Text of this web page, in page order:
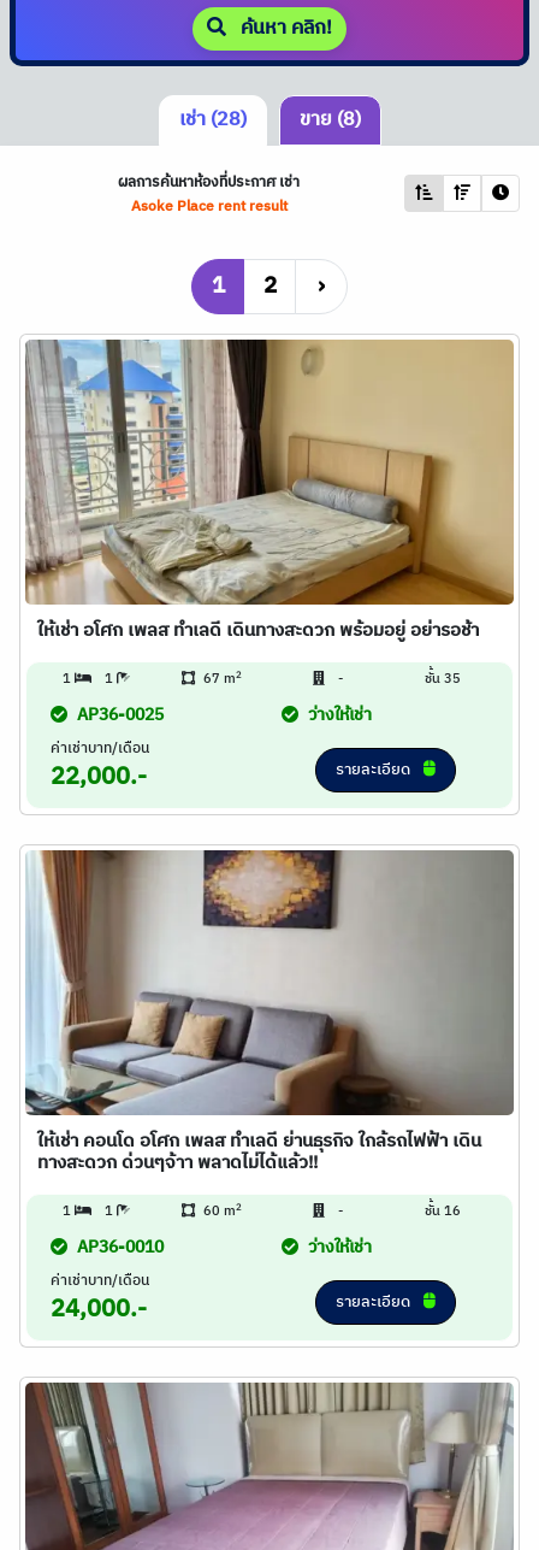
ค้นหา คลิก!
เช่า (28) ขาย (8)
ผลการค้นหาห้องที่ประกาศ เช่า
Asoke Place rent result
1 2 ›
ให้เช่า อโศก เพลส ทำเลดี เดินทางสะดวก พร้อมอยู่ อย่ารอช้า
1 1 67 m2 - ชั้น 35
AP36-0025 ว่างให้เช่า
ค่าเช่าบาท/เดือน
22,000.- รายละเอียด
ให้เช่า คอนโด อโศก เพลส ทำเลดี ย่านธุรกิจ ใกล้รถไฟฟ้า เดิน
ทางสะดวก ด่วนๆจ้าา พลาดไม่ได้แล้ว!!
1 1 60 m2 - ชั้น 16
AP36-0010 ว่างให้เช่า
ค่าเช่าบาท/เดือน
24,000.- รายละเอียด